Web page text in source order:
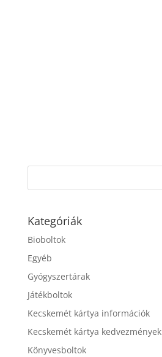
Kategóriák
Bioboltok
Egyéb
Gyógyszertárak
Játékboltok
Kecskemét kártya információk
Kecskemét kártya kedvezmények
Könyvesboltok